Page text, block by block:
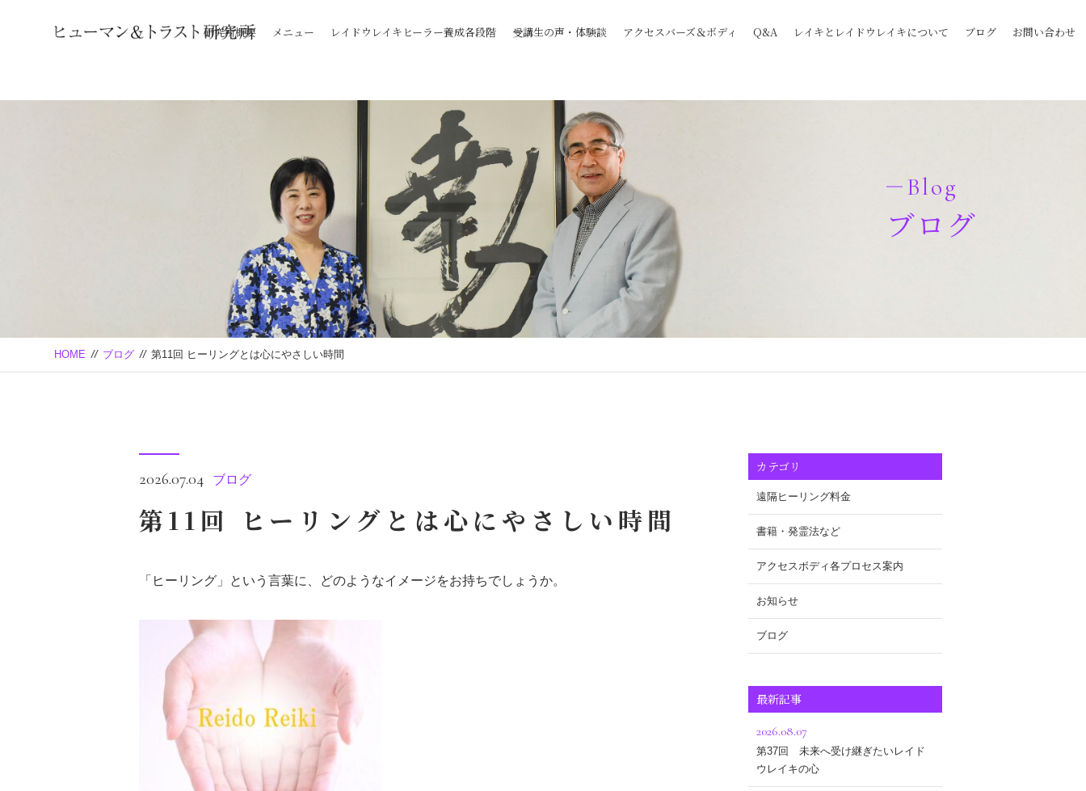
: "continue" targeting switch is equivalent to "break". Did you mean to use "continue 2"? in/home/reidoreiki/reido-reiki.co.jp/public_html/wp-content/plugins/sungrove/lib/class.customize.phpon line 783
研究所概要 メニュー レイドウレイキヒーラー養成各段階 受講生の声・体験談 アクセスバーズ＆ボディ Q&A レイキとレイドウレイキについて ブログ お問い合わせ
Blog
ブログ
HOME // ブログ // 第11回 ヒーリングとは心にやさしい時間
2026.07.04 ブログ
第11回 ヒーリングとは心にやさしい時間
「ヒーリング」という言葉に、どのようなイメージをお持ちでしょうか。
カテゴリ
遠隔ヒーリング料金
書籍・発霊法など
アクセスボディ各プロセス案内
お知らせ
ブログ
最新記事
2026.08.07
第37回 未来へ受け継ぎたいレイド
ウレイキの心